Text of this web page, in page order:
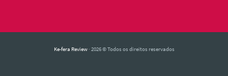
Ke-fera Review· 2026 © Todos os direitos reservados